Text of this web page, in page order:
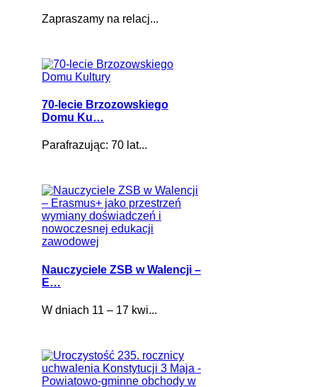
Zapraszamy na relacj...
70-lecie Brzozowskiego
Domu Ku…
Parafrazując: 70 lat...
Nauczyciele ZSB w Walencji –
E…
W dniach 11 – 17 kwi...